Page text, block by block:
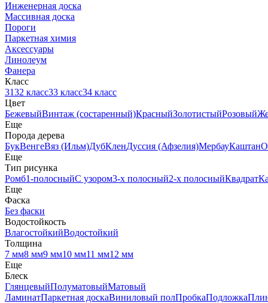
Инженерная доска
Массивная доска
Пороги
Паркетная химия
Аксессуары
Линолеум
Фанера
Класс
3132 класс33 класс34 класс
Цвет
БежевыйВинтаж (состаренный)КрасныйЗолотистыйРозовый
Еще
Порода дерева
БукВенгеВяз (Ильм)ДубКленДуссия (Афзелия)МербауКаштан
Еще
Тип рисунка
Ромб1-полосныйС узором3-х полосный2-х полосныйКвадрат
Еще
Фаска
Без фаски
Водостойкость
ВлагостойкийВодостойкий
Толщина
7 мм8 мм9 мм10 мм11 мм12 мм
Еще
Блеск
ГлянцевыйПолуматовыйМатовый
ЛаминатПаркетная доскаВиниловый полПробкаПодложка